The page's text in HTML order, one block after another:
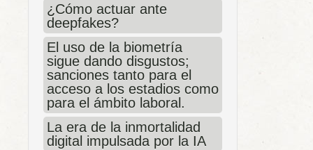
¿Cómo actuar ante
deepfakes?
El uso de la biometría
sigue dando disgustos;
sanciones tanto para el
acceso a los estadios como
para el ámbito laboral.
La era de la inmortalidad
digital impulsada por la IA